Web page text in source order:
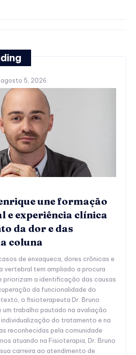
agosto 5, 2026
une formação
e experiência clínica
da dor e das
coluna
de enxaqueca, dores crônicas e
vertebral tem ampliado a procura
priorizam a identificação das causas
da funcionalidade do
o fisioterapeuta Dr. Bruno
um trabalho pautado na avaliação
do tratamento e na
reconhecidas pela comunidade
atuando na Fisioterapia, Dr. Bruno
carreira ao atendimento de